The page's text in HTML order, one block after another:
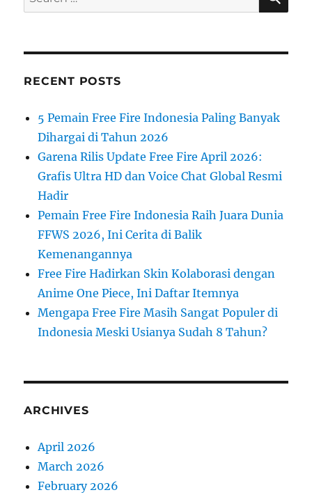
for:
RECENT POSTS
5 Pemain Free Fire Indonesia Paling Banyak
Dihargai di Tahun 2026
Garena Rilis Update Free Fire April 2026:
Grafis Ultra HD dan Voice Chat Global Resmi
Hadir
Pemain Free Fire Indonesia Raih Juara Dunia
FFWS 2026, Ini Cerita di Balik
Kemenangannya
Free Fire Hadirkan Skin Kolaborasi dengan
Anime One Piece, Ini Daftar Itemnya
Mengapa Free Fire Masih Sangat Populer di
Indonesia Meski Usianya Sudah 8 Tahun?
ARCHIVES
April 2026
March 2026
February 2026